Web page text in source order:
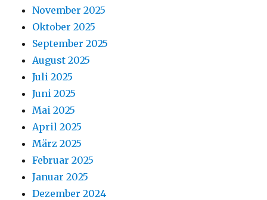
November 2025
Oktober 2025
September 2025
August 2025
Juli 2025
Juni 2025
Mai 2025
April 2025
März 2025
Februar 2025
Januar 2025
Dezember 2024